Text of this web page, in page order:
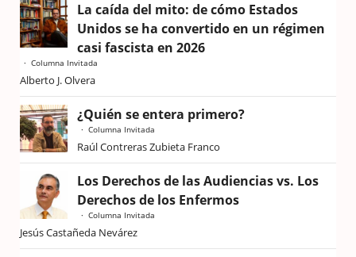
La caída del mito: de cómo Estados
Unidos se ha convertido en un régimen
casi fascista en 2026
Columna Invitada
Alberto J. Olvera
¿Quién se entera primero?
Columna Invitada
Raúl Contreras Zubieta Franco
Los Derechos de las Audiencias vs. Los
Derechos de los Enfermos
Columna Invitada
Jesús Castañeda Nevárez